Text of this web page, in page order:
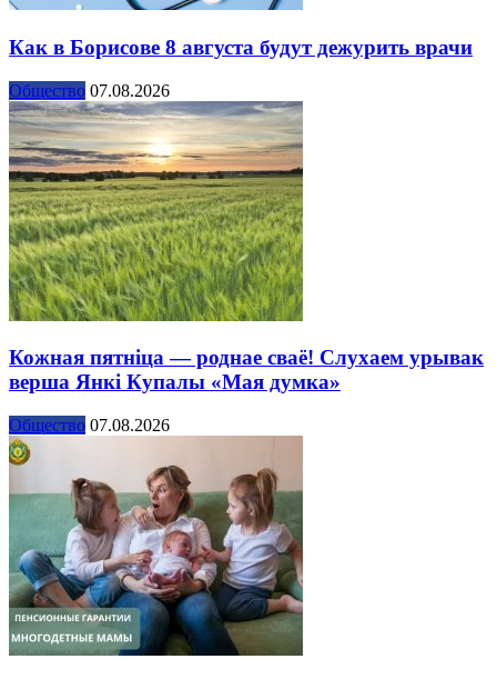
Как в Борисове 8 августа будут дежурить врачи
Общество 07.08.2026
Кожная пятніца — роднае сваё! Слухаем урывак
верша Янкі Купалы «Мая думка»
Общество 07.08.2026